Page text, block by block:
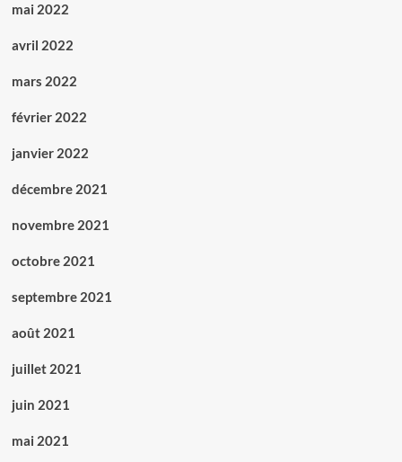
mai 2022
avril 2022
mars 2022
février 2022
janvier 2022
décembre 2021
novembre 2021
octobre 2021
septembre 2021
août 2021
juillet 2021
juin 2021
mai 2021